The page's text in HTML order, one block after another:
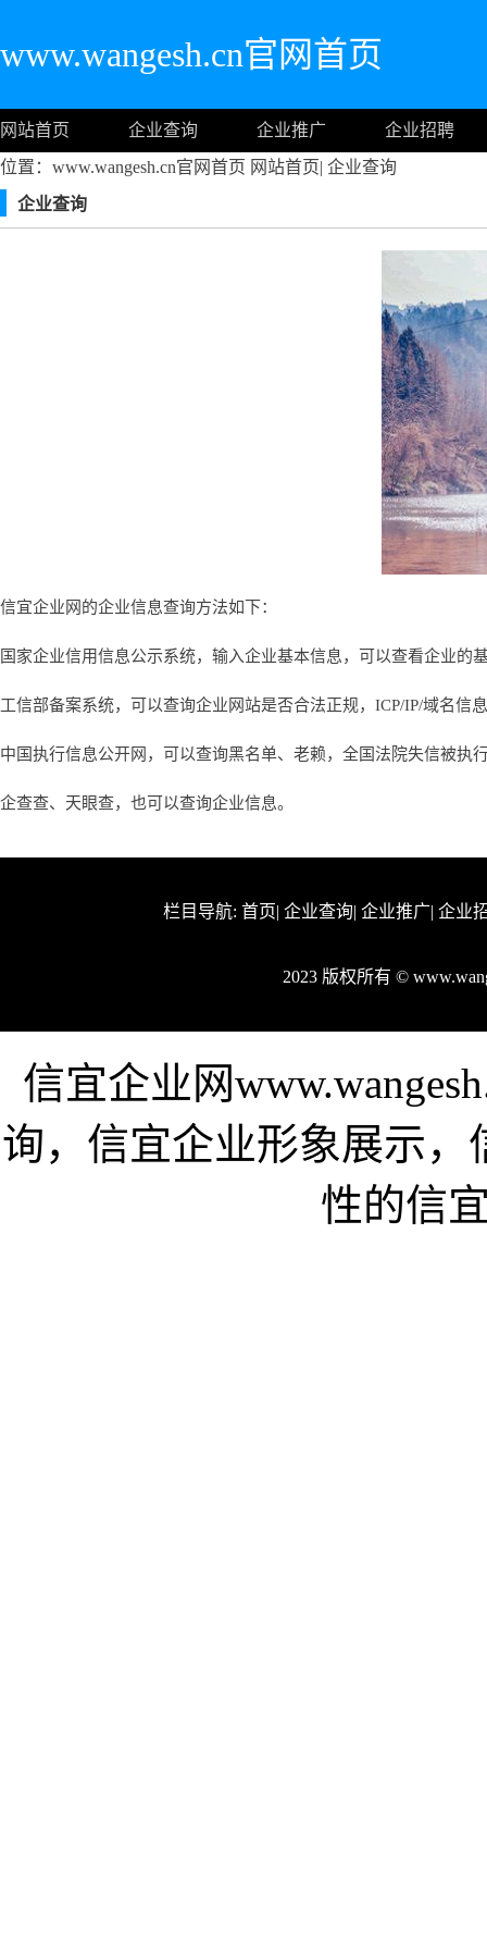
www.wangesh.cn官网首页
网站首页 企业查询 企业推广
企业招聘
位置：www.wangesh.cn官网首页 网站首页| 企业查询
企业查询
信宜企业网的企业信息查询方法如下：
国家企业信用信息公示系统，输入企业基本信息，可以查看企业的
工信部备案系统，可以查询企业网站是否合法正规，ICP/IP/域名信
中国执行信息公开网，可以查询黑名单、老赖，全国法院失信被执
企查查、天眼查，也可以查询企业信息。
栏目导航: 首页| 企业查询| 企业推广| 企业
2023 版权所有 ©
信宜企业网
询，信宜企业形象展示
性的信